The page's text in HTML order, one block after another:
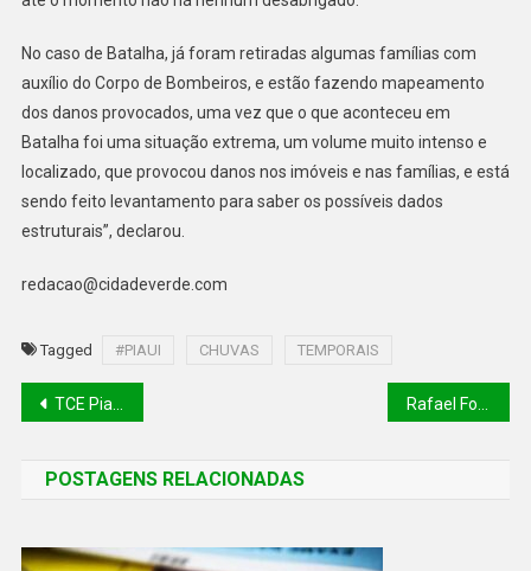
No caso de Batalha, já foram retiradas algumas famílias com
auxílio do Corpo de Bombeiros, e estão fazendo mapeamento
dos danos provocados, uma vez que o que aconteceu em
Batalha foi uma situação extrema, um volume muito intenso e
localizado, que provocou danos nos imóveis e nas famílias, e está
sendo feito levantamento para saber os possíveis dados
estruturais”, declarou.
redacao@cidadeverde.com
Tagged #PIAUI CHUVAS TEMPORAIS
TCE Piauí realiza fiscalização em escolas públicas sobre qualidade da alimentação Rafael Fonteles comemora 100 dias de governo e destaca avanços nas diversas áreas
POSTAGENS RELACIONADAS